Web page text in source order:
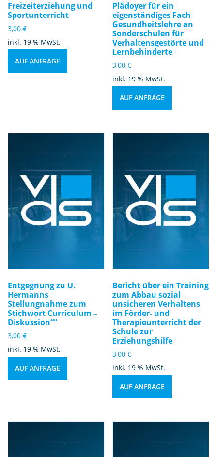
Freizeiterziehung und
Sportunterricht
3,00 €
inkl. 19 % MwSt.
AUF ANFRAGE
Plädoyer für ein
eigenständiges Fach
Gesundheitslehre an
Sonderschulen für
Verhaltensgestörte und
Lernbehinderte
3,00€
inkl. 19 % MwSt.
AUF ANFRAGE
Entgegnung zu U.
Hermanns
Stellungnahme zum
Stichwort Curriculum –
Diskussion““
3,00 €
inkl. 19 % MwSt.
AUF ANFRAGE
Bericht über ein Training
zum Abbau sozial
unsicheren Verhaltens
im Förder- und
Therapieunterricht der
Schule zur
Erziehungshilfe
3,00€
inkl. 19 % MwSt.
AUF ANFRAGE